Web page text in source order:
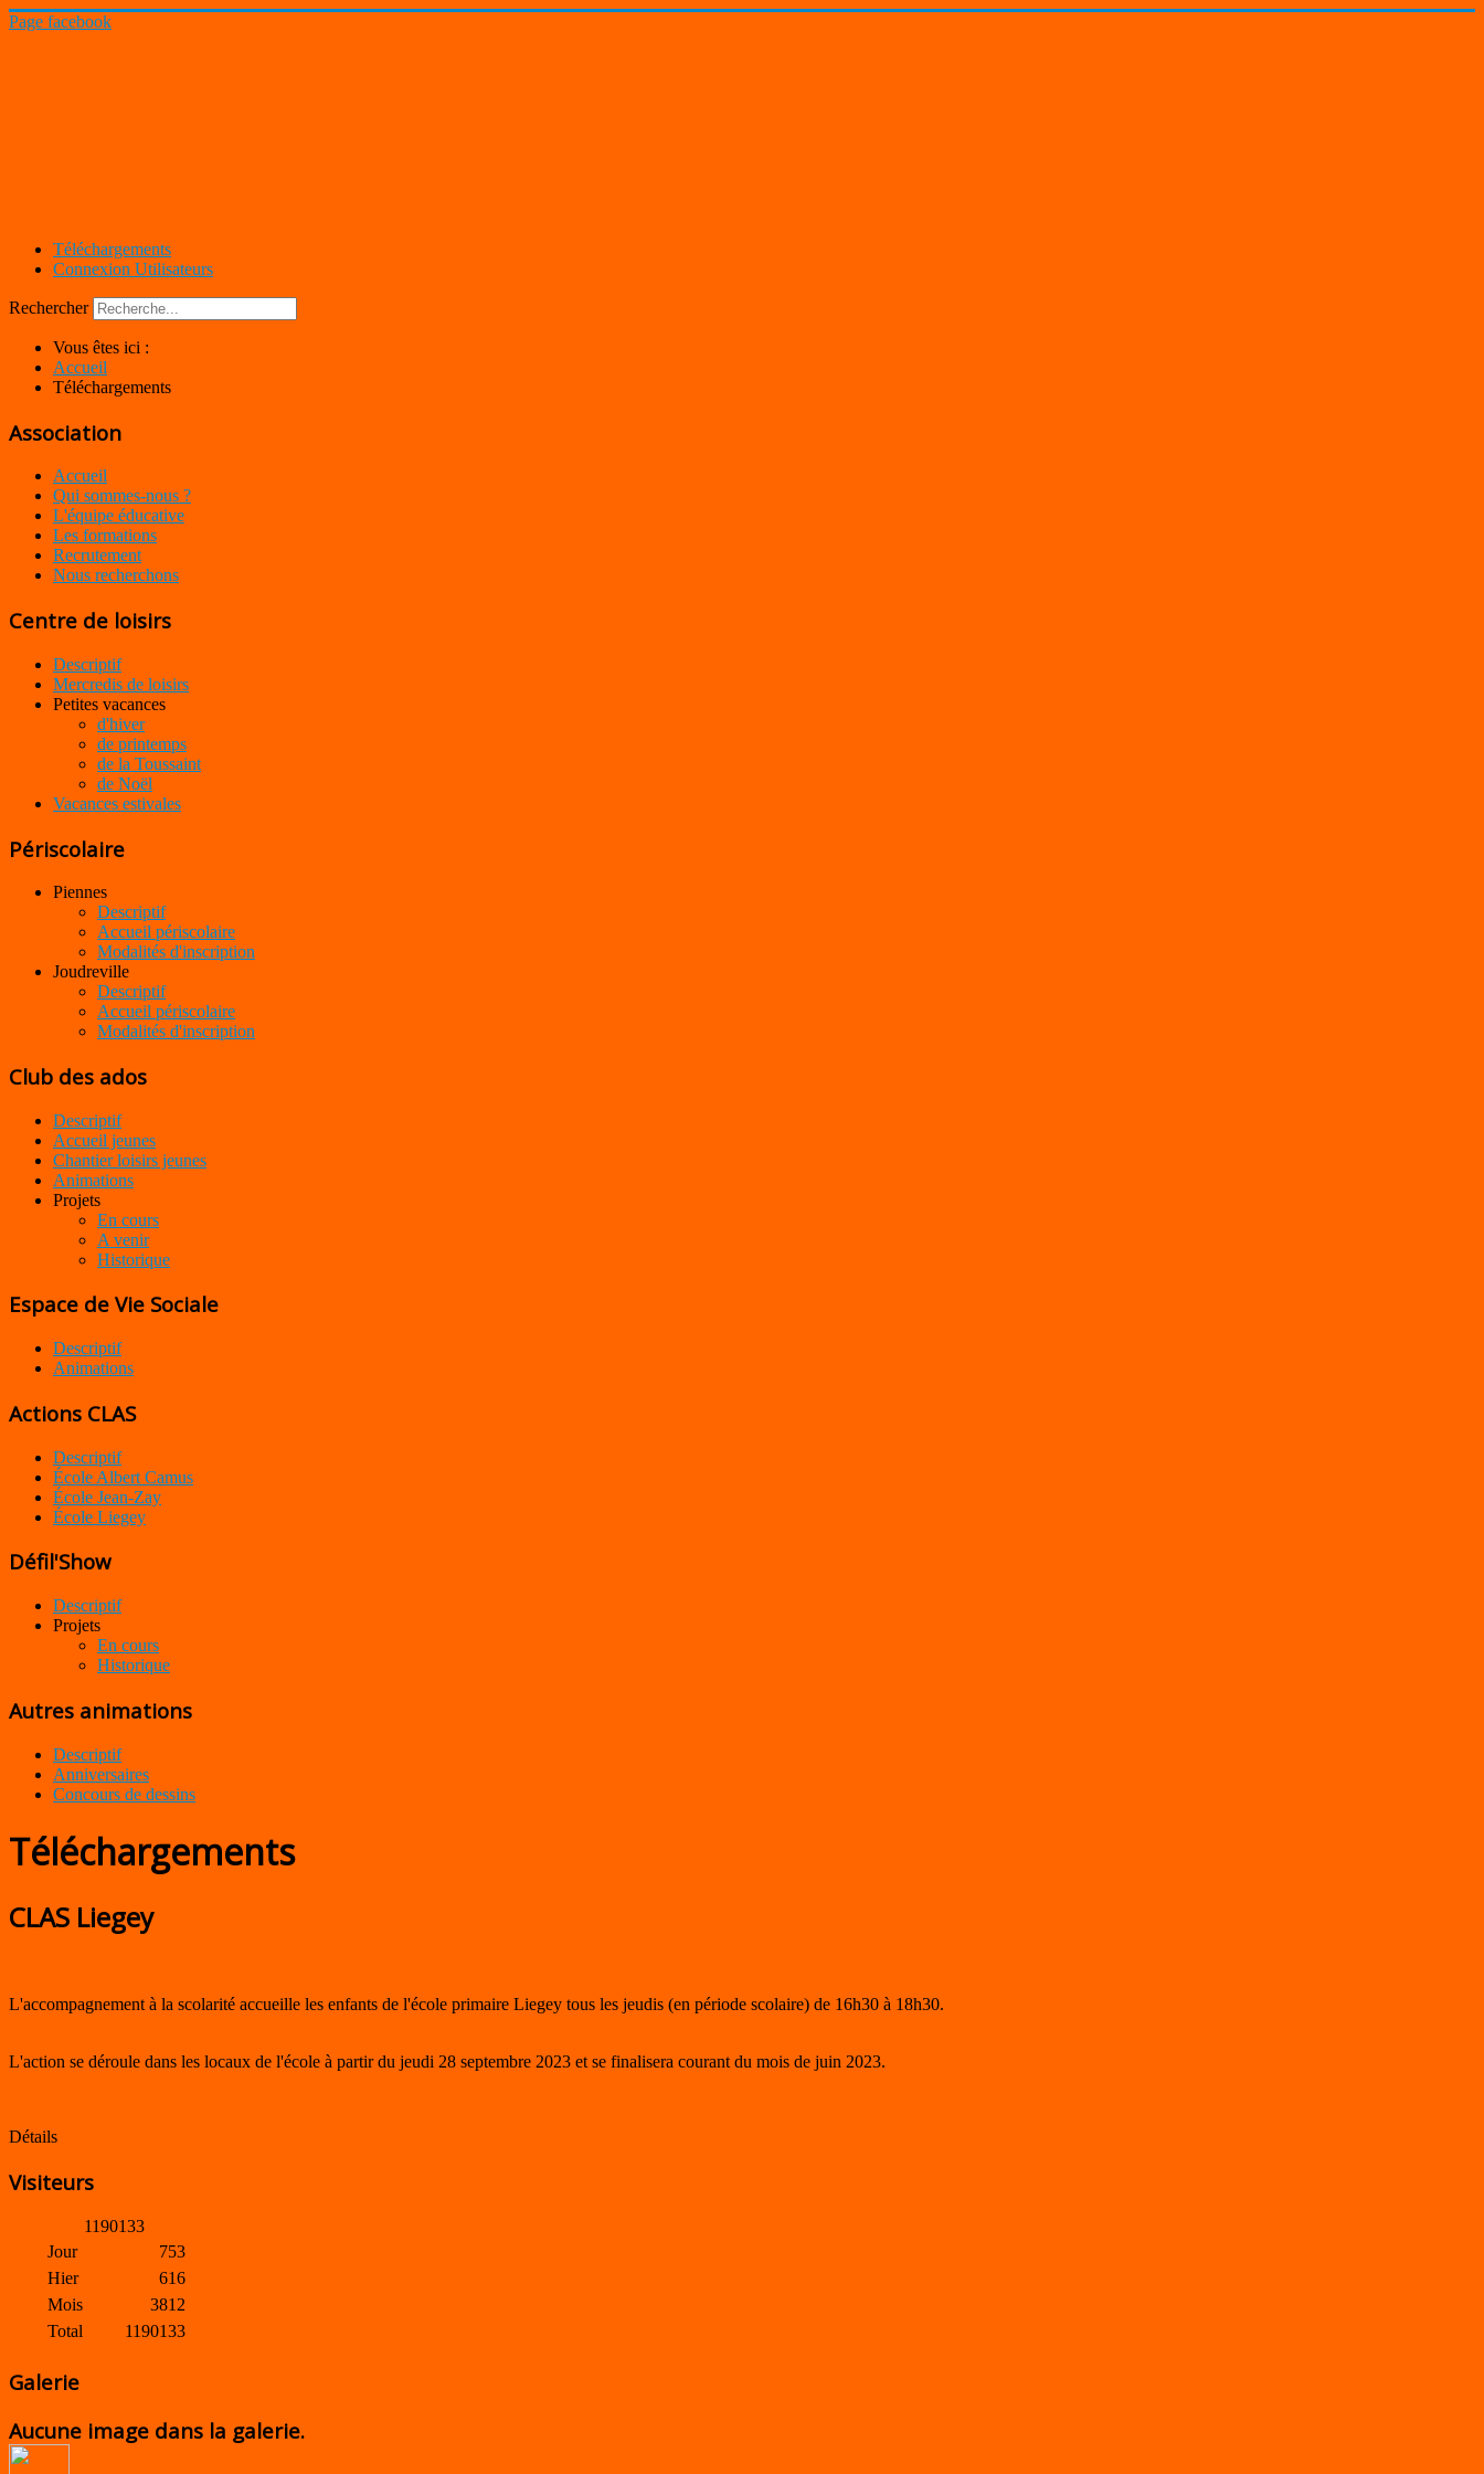
Page facebook
Téléchargements
Connexion Utilisateurs
Rechercher
Vous êtes ici :
Accueil
Téléchargements
Association
Accueil
Qui sommes-nous ?
L'équipe éducative
Les formations
Recrutement
Nous recherchons
Centre de loisirs
Descriptif
Mercredis de loisirs
Petites vacances
d'hiver
de printemps
de la Toussaint
de Noël
Vacances estivales
Périscolaire
Piennes
Descriptif
Accueil périscolaire
Modalités d'inscription
Joudreville
Descriptif
Accueil périscolaire
Modalités d'inscription
Club des ados
Descriptif
Accueil jeunes
Chantier loisirs jeunes
Animations
Projets
En cours
A venir
Historique
Espace de Vie Sociale
Descriptif
Animations
Actions CLAS
Descriptif
École Albert Camus
École Jean-Zay
École Liegey
Défil'Show
Descriptif
Projets
En cours
Historique
Autres animations
Descriptif
Anniversaires
Concours de dessins
Téléchargements
CLAS Liegey
L'accompagnement à la scolarité accueille les enfants de l'école primaire Liegey tous les jeudis (en période scolaire) de 16h30 à 18h30.
L'action se déroule dans les locaux de l'école à partir du jeudi 28 septembre 2023 et se finalisera courant du mois de juin 2023.
Détails
Visiteurs
1190133
Jour
Hier
Mois
Total
753
616
3812
1190133
Galerie
Aucune image dans la galerie.